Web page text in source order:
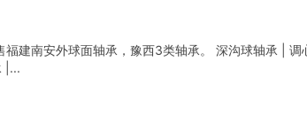
建南安外球面轴承，豫西3类轴承。 深沟球轴承 | 调
|...